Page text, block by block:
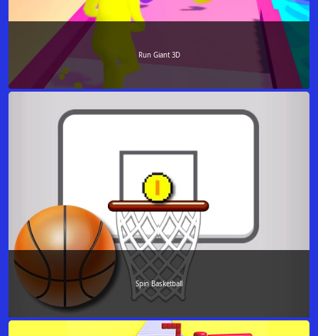
Run Giant 3D
Spin Basketball